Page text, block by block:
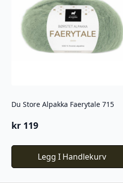
Du Store Alpakka Faerytale 715
kr 119
Legg I Handlekurv